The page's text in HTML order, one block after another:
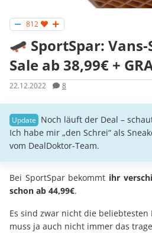
812
🛹 SportSpar:
Sale ab 38,99€ +
22.12.2022 8
Noch läuft der Deal –
Ich habe mir „den Schrei“ als
vom DealDoktor-Team.
Bei SportSpar bekommt ihr
schon ab 44,99€.
Es sind zwar nicht die
muss ja auch nicht immer das